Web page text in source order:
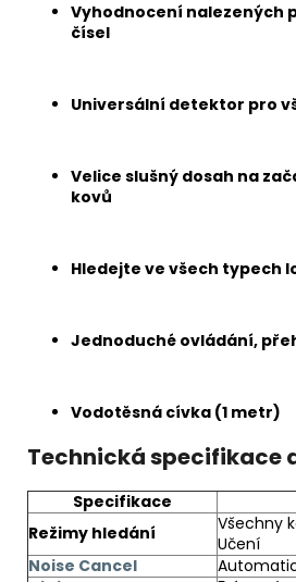
Vyhodnocení nalezených
čísel
Universální detektor pro
Velice slušný dosah na
kovů
Hledejte ve všech typech
Jednoduché ovládání,
Vodotěsná cívka (1 metr)
Technická specifikace
Specifikace
Režimy hledání
Všechny
Učení
Noise Cancel